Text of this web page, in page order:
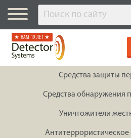
★ НАМ 19 ЛЕТ ★
Средства защиты
Средства обнаружения
Уничтожители